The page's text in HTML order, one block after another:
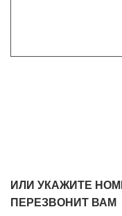
ИЛИ УКАЖИТЕ
ПЕРЕЗВОНИТ ВАМ